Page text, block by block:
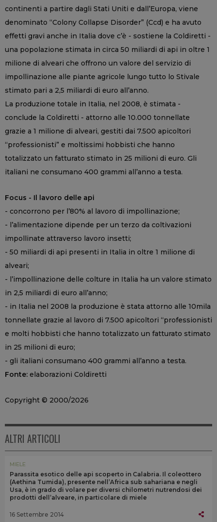
continenti a partire dagli Stati Uniti e dall’Europa, viene
denominato “Colony Collapse Disorder” (Ccd) e ha avuto
effetti gravi anche in Italia dove c’è - sostiene la Coldiretti -
una popolazione stimata in circa 50 miliardi di api in oltre 1
milione di alveari che offrono un valore del servizio di
impollinazione alle piante agricole lungo tutto lo Stivale
stimato pari a 2,5 miliardi di euro all’anno.
La produzione totale in Italia, nel 2008, è stimata -
conclude la Coldiretti - attorno alle 10.000 tonnellate
grazie a 1 milione di alveari, gestiti dai 7.500 apicoltori
“professionisti” e moltissimi hobbisti che hanno
totalizzato un fatturato stimato in 25 milioni di euro. Gli
italiani ne consumano 400 grammi all’anno a testa.
Focus - Il lavoro delle api
- concorrono per l’80% al lavoro di impollinazione;
- l’alimentazione dipende per un terzo da coltivazioni
impollinate attraverso lavoro insetti;
- 50 miliardi di api presenti in Italia in oltre 1 milione di
alveari;
- l’impollinazione delle colture in Italia ha un valore stimato
in 2,5 miliardi di euro all’anno;
- in Italia nel 2008 la produzione è stata attorno alle 10mila
tonnellate grazie al lavoro di 7.500 apicoltori “professionisti
e molti hobbisti che hanno totalizzato un fatturato stimato
in 25 milioni di euro;
- gli italiani consumano 400 grammi all’anno a testa.
Fonte: elaborazioni Coldiretti
Copyright © 2000/2026
ALTRI ARTICOLI
MIELE
Parassita esotico delle api scoperto in Calabria. Il coleottero
(Aethina Tumida), presente nell’Africa sub sahariana e negli
Usa, è in grado di volare per diversi chilometri nutrendosi dei
prodotti dell’alveare, in particolare di miele
16 Settembre 2014